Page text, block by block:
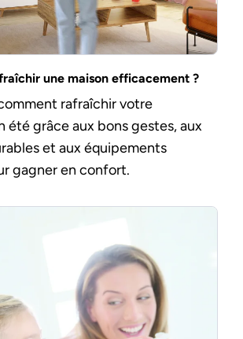
une maison efficacement ?
rafraîchir votre
été grâce aux bons gestes, aux
et aux équipements
gagner en confort.